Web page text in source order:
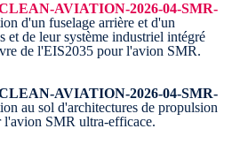
AVIATION-2026-04-SMR-
d'un fuselage arrière et d'un
et de leur système industriel intégré
de l'EIS2035 pour l'avion SMR.
AVIATION-2026-04-SMR-
au sol d'architectures de propulsion
l'avion SMR ultra-efficace.